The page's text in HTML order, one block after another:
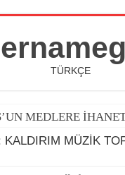
TÜRKÇE
MEDLERE
KALDIRIM MÜZİK